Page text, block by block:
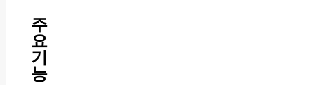
주
요
기
능